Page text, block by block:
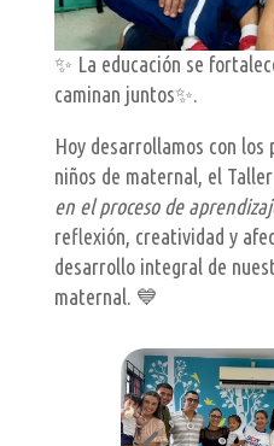
✨ La educación se
caminan juntos✨.
Hoy desarrollamos con los
niños de maternal, el Taller
en el proceso de
reflexión, creatividad y
desarrollo integral de
maternal. 💙